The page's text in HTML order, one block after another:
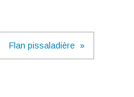
Flan pissaladière »